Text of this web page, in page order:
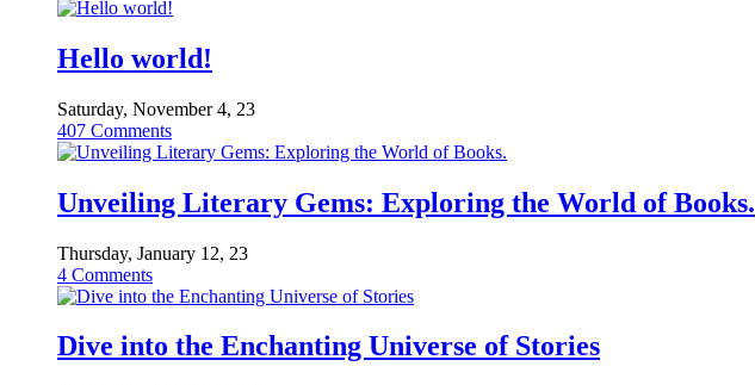
Hello world!
Saturday, November 4, 23
407 Comments
Unveiling Literary Gems: Exploring the World of Books.
Thursday, January 12, 23
4 Comments
Dive into the Enchanting Universe of Stories